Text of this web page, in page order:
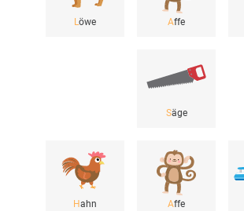
Löwe Affe
Säge
Hahn Affe